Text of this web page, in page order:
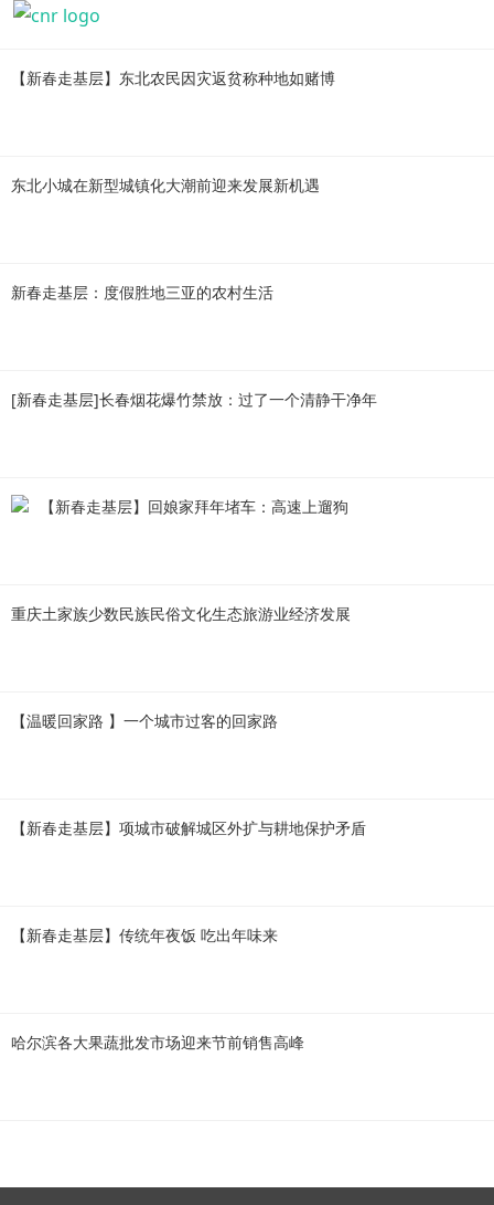
【新春走基层】东北农民因灾返贫称种地如赌博
东北小城在新型城镇化大潮前迎来发展新机遇
新春走基层：度假胜地三亚的农村生活
[新春走基层]长春烟花爆竹禁放：过了一个清静干净年
【新春走基层】回娘家拜年堵车：高速上遛狗
重庆土家族少数民族民俗文化生态旅游业经济发展
【温暖回家路 】一个城市过客的回家路
【新春走基层】项城市破解城区外扩与耕地保护矛盾
【新春走基层】传统年夜饭 吃出年味来
哈尔滨各大果蔬批发市场迎来节前销售高峰